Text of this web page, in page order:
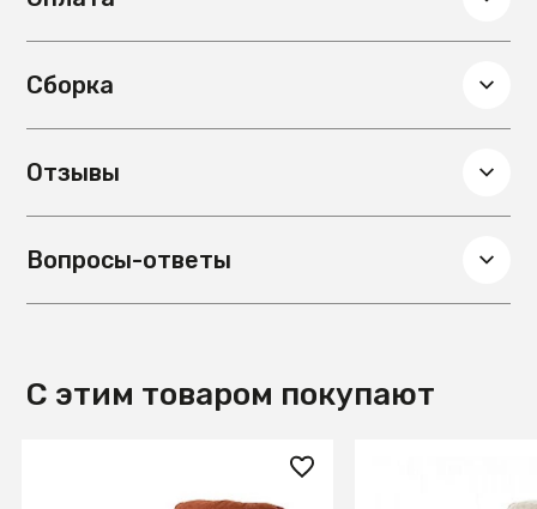
Материал столешницы
Сборка
Отзывы
Вопросы-ответы
С этим товаром покупают